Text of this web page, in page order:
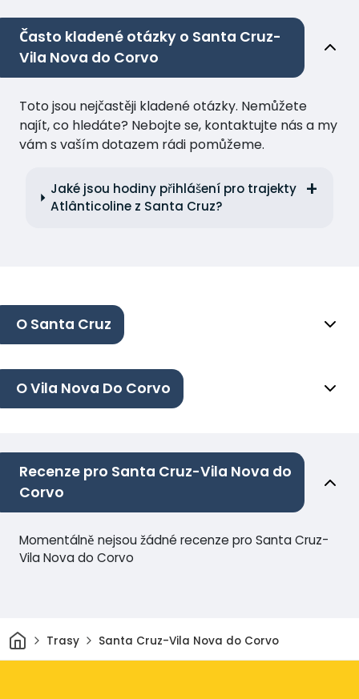
Často kladené otázky o Santa Cruz-
Vila Nova do Corvo
Toto jsou nejčastěji kladené otázky. Nemůžete
najít, co hledáte? Nebojte se, kontaktujte nás a my
vám s vaším dotazem rádi pomůžeme.
Jaké jsou hodiny přihlášení pro trajekty
Atlânticoline z Santa Cruz?
O Santa Cruz
O Vila Nova Do Corvo
Recenze pro Santa Cruz-Vila Nova do
Corvo
Momentálně nejsou žádné recenze pro Santa Cruz-
Vila Nova do Corvo
Domov
Trasy Santa Cruz-Vila Nova do Corvo